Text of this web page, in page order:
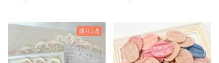
残り1点